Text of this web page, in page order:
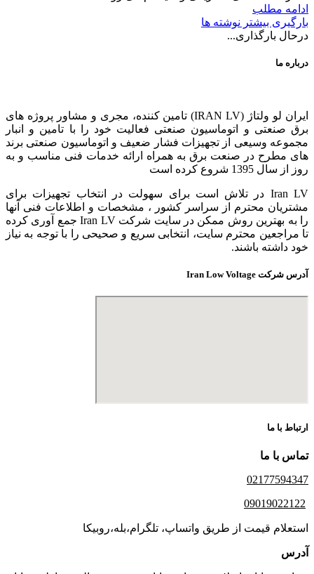
ادامه مطلب
بارگیری بیشتر نوشته ها
درحال بارگذاری...
درباره ما
ایران لو ولتاژ (IRAN LV) تامین کننده، مجری و مشاور پروژه های
برق صنعتی و اتوماسیون صنعتی فعالیت خود را با تامین و انبار
مجموعه وسیعی از تجهیزات فشار ضعیف و اتوماسیون صنعتی برند
های مطرح در صنعت برق به همراه ارائه خدمات فنی مناسب و به
روز از سال 1395 شروع کرده است
Iran LV در تلاش است برای سهولت در انتخاب تجهیزات برای
مشتریان محترم از سراسر کشور ، مشخصات و اطلاعات فنی آنها
را به بهترین روش ممکن در سایت شرکت Iran LV جمع آوری کرده
تا مراجعین محترم سایت، انتخابی سریع و صحیحی را با توجه به نیاز
خود داشته باشند.
آدرس شرکت Iran Low Voltage
ارتباط با ما
تماس با ما
02177594347
09019022122
استعلام قیمت از طریق واتساپ، تلگرام،بله،روبیکا
آدرس